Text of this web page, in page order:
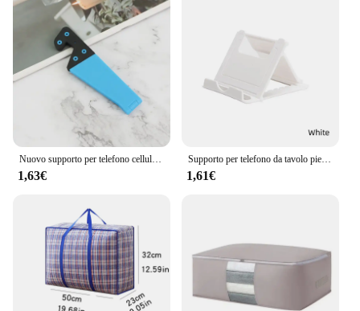
Nuovo supporto per telefono cellulare pieghevole universale a forma di V per iPhone IPad E-Reader Tablet Supporto per telefono regolabile
1,63€
Supporto per telefono da tavolo pieghevole universale supporto per Smartphone supporto per Tablet per IPhone Samsung Xiaomi Huawei supporto per cellulare da scrivania
1,61€